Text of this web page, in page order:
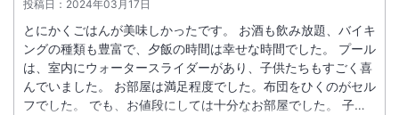
投稿日： 2024年03月17日
とにかくごはんが美味しかったです。 お酒も飲み放題、バイキ
ングの種類も豊富で、夕飯の時間は幸せな時間でした。 プール
は、室内にウォータースライダーがあり、子供たちもすごく喜
んでいました。 お部屋は満足程度でした。布団をひくのがセル
フでした。 でも、お値段にしては十分なお部屋でした。 子供